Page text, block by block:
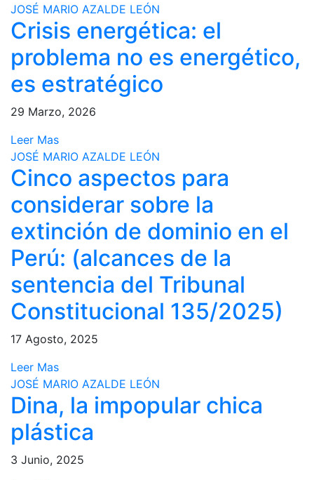
JOSÉ MARIO AZALDE LEÓN
Crisis energética: el
problema no es energético,
es estratégico
29 Marzo, 2026
Leer Mas
JOSÉ MARIO AZALDE LEÓN
Cinco aspectos para
considerar sobre la
extinción de dominio en el
Perú: (alcances de la
sentencia del Tribunal
Constitucional 135/2025)
17 Agosto, 2025
Leer Mas
JOSÉ MARIO AZALDE LEÓN
Dina, la impopular chica
plástica
3 Junio, 2025